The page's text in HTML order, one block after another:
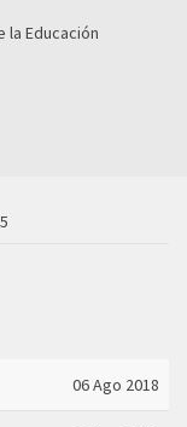
la Educación
06 Ago 2018